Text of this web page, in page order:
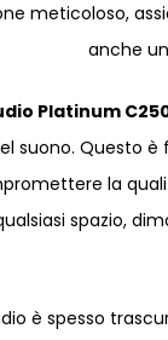
meticoloso,
anche
Platinum
suono. Questo
la
spazio,
è spesso